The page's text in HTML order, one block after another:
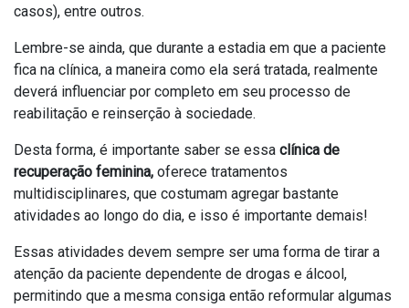
casos), entre outros.
Lembre-se ainda, que durante a estadia em que a paciente
fica na clínica, a maneira como ela será tratada, realmente
deverá influenciar por completo em seu processo de
reabilitação e reinserção à sociedade.
Desta forma, é importante saber se essa clínica de
recuperação feminina, oferece tratamentos
multidisciplinares, que costumam agregar bastante
atividades ao longo do dia, e isso é importante demais!
Essas atividades devem sempre ser uma forma de tirar a
atenção da paciente dependente de drogas e álcool,
permitindo que a mesma consiga então reformular algumas